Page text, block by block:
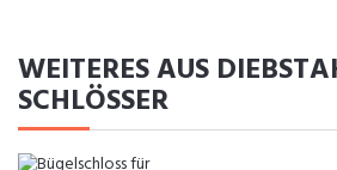
WEITERES AUS
SCHLÖSSER